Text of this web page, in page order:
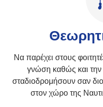
Να παρέχει στους
γνώση καθώς και την
σταδιοδρομήσουν σαν
στον χώρο της